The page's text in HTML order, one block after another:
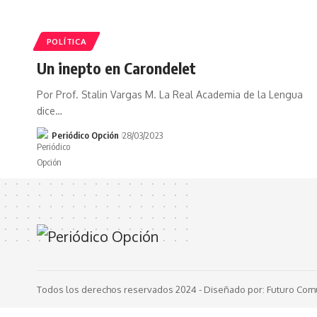
POLÍTICA
Un inepto en Carondelet
Por Prof. Stalin Vargas M. La Real Academia de la Lengua
dice…
Periódico Opción 28/03/2023
Todos los derechos reservados 2024 - Diseñado por: Futuro